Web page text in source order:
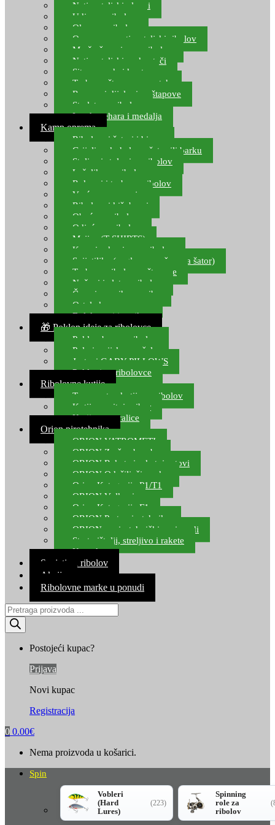
Natjecateljski plovci
Udice za ribolov
Olovo za ribolov
Oprema za natjecateljski ribolov
Mreže čuvarice za ribolov
Natjecateljski podmetači
Sito, posude i kante
Torbe za štapove – match
Rezervni dijelovi za štapove
Starlete za ribolov
Izrada pehara i medalja
Kamp oprema
Ribolovni šatori i bivvy
Grijalice, kuhala za šator ili barku
Stolice i stolovi za ribolov
Ležaljke za ribolov
Ruksaci i torbe za ribolov
Vreće za spavanje
Ribolovni kišobrani
Obuća za ribolov
Odjeća za ribolov
Majice (T-SHIRTS)
Kape i rukavice za ribolov
Svijetiljke (naglavne, ručne, za šator)
Torbe za ribolovne štapove
Noževi i alat za ribolov
Čamci za prihranu ribe
Ostala kamp oprema
Dalekozori i optika
🎁 Poklon ideje za ribolovce
Poklon bon za ribolov
Polarizacijske naočale
Jastuci GABY PILLOWS
Pokloni za ribolovce
Ribolovne kutije
Transportne kutije za ribolov
Kutije za sitni pribor
Kutije za varalice
Orion pirotehnika
ORION VATROMETI
ORION Zračne bombe
ORION Rakete i raketni setovi
ORION Odašiljači zvuka
Orion Kategorija P1/T1
ORION Vulkani
Orion Kategorija F1
ORION Party pirotehnika
ORION nepirotehnički proizvodi
Start pištolji, streljivo i rakete
Kontakt
Savjeti za ribolov
Akcija
Ribolovne marke u ponudi
Products
search
Postojeći kupac?
Prijava
Novi kupac
Registracija
0 0.00€
Nema proizvoda u košarici.
Spin
Vobleri
(Hard
Lures)
(223)
Spinning
role za
ribolov